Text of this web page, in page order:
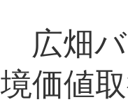
広畑
価値